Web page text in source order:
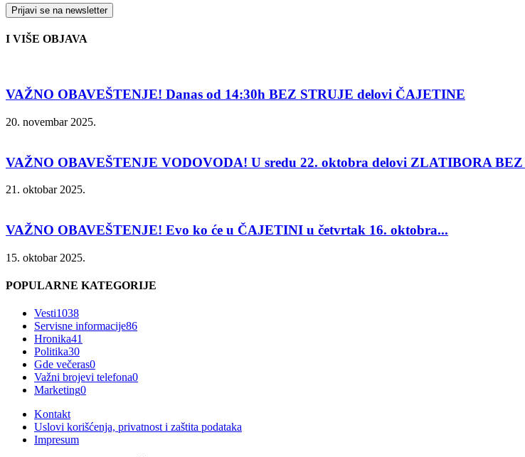
I VIŠE OBJAVA
VAŽNO OBAVEŠTENJE! Danas od 14:30h BEZ STRUJE delovi ČAJETINE
20. novembar 2025.
VAŽNO OBAVEŠTENJE VODOVODA! U sredu 22. oktobra delovi ZLATIBORA
21. oktobar 2025.
VAŽNO OBAVEŠTENJE! Evo ko će u ČAJETINI u četvrtak 16. oktobra...
15. oktobar 2025.
POPULARNE KATEGORIJE
Vesti1038
Servisne informacije86
Hronika41
Politika30
Gde večeras0
Važni brojevi telefona0
Marketing0
Kontakt
Uslovi korišćenja, privatnost i zaštita podataka
Impresum